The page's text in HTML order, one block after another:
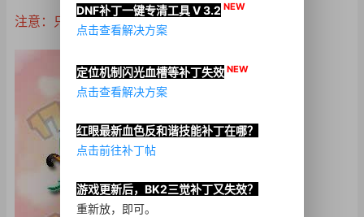
注意：只是改奶枪进图的战斗服！！！
DNF补丁一键专清工具 V 3.2 NEW
点击查看解决方案
定位机制闪光血槽等补丁失效 NEW
点击查看解决方案
红眼最新血色反和谐技能补丁在哪？
点击前往补丁帖
游戏更新后，BK2三觉补丁又失效？
重新放，即可。